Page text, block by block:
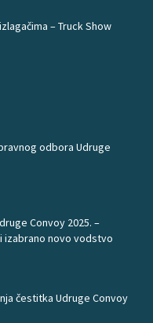
– Truck Show
odbora Udruge
Convoy 2025. –
izabrano novo vodstvo
čestitka Udruge Convoy